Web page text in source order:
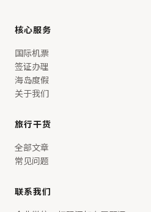
核心服务
国际机票
签证办理
海岛度假
关于我们
旅行干货
全部文章
常见问题
联系我们